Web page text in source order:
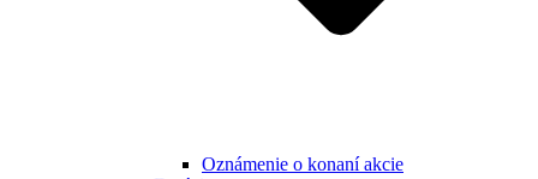
Oznámenie o konaní akcie